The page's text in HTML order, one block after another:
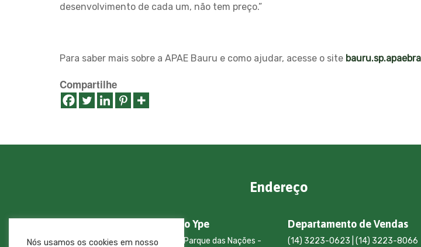
desenvolvimento de cada um, não tem preço.”
Para saber mais sobre a APAE Bauru e como ajudar, acesse o site
Compartilhe
Endereço
Cemitério Parque Jardim do Ype
Av. Jose Vicente Aiello, 22-125 - Parque das Nações -
Departamento de Vendas
(14) 3223-0623 | (14) 3223-8066
Nós usamos os cookies em nosso